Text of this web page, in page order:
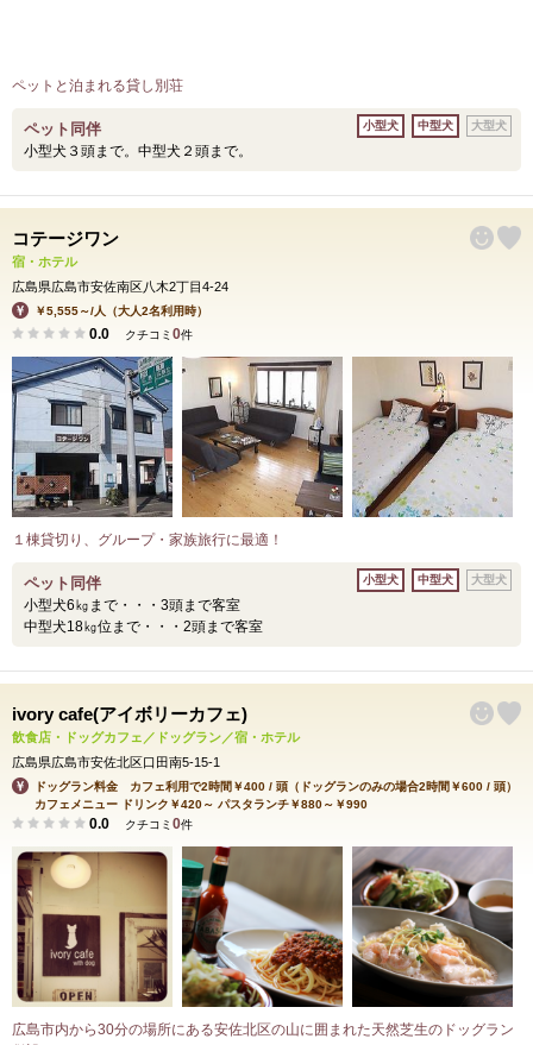
ペットと泊まれる貸し別荘
ペット同伴
小型犬３頭まで。中型犬２頭まで。
小型犬 中型犬 大型犬
コテージワン
宿・ホテル
広島県広島市安佐南区八木2丁目4-24
￥5,555～/人（大人2名利用時）
0.0 クチコミ 0件
１棟貸切り、グループ・家族旅行に最適！
ペット同伴
小型犬6㎏まで・・・3頭まで客室
中型犬18㎏位まで・・・2頭まで客室
小型犬 中型犬 大型犬
ivory cafe(アイボリーカフェ)
飲食店・ドッグカフェ／ドッグラン／宿・ホテル
広島県広島市安佐北区口田南5-15-1
ドッグラン料金 カフェ利用で2時間￥400 / 頭（ドッグランのみの場合2時間￥600 / 頭）
カフェメニュー ドリンク￥420～ パスタランチ￥880～￥990
0.0 クチコミ 0件
広島市内から30分の場所にある安佐北区の山に囲まれた天然芝生のドッグラン